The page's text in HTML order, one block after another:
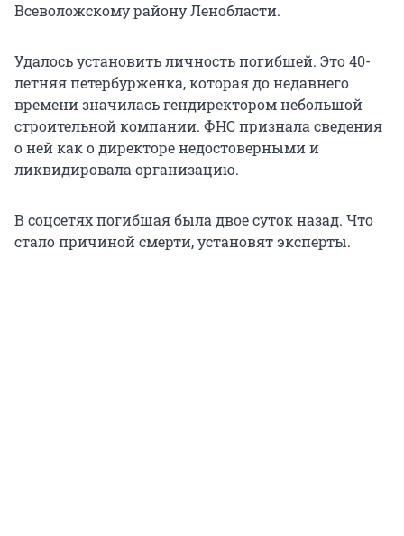
Всеволожскому району Ленобласти.
Удалось установить личность погибшей. Это 40-
летняя петербурженка, которая до недавнего
времени значилась гендиректором небольшой
строительной компании. ФНС признала сведения
о ней как о директоре недостоверными и
ликвидировала организацию.
В соцсетях погибшая была двое суток назад. Что
стало причиной смерти, установят эксперты.